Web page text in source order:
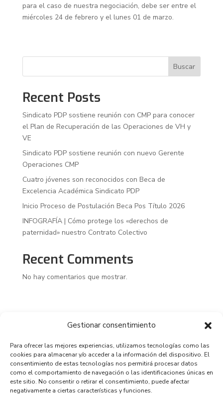
Gestionar consentimiento
Para ofrecer las mejores experiencias, utilizamos tecnologías como las
cookies para almacenar y/o acceder a la información del dispositivo. El
consentimiento de estas tecnologías nos permitirá procesar datos
como el comportamiento de navegación o las identificaciones únicas en
este sitio. No consentir o retirar el consentimiento, puede afectar
negativamente a ciertas características y funciones.
para el caso de nuestra negociación, debe ser entre el
miércoles 24 de febrero y el lunes 01 de marzo.
Buscar
Recent Posts
Sindicato PDP sostiene reunión con CMP para conocer
el Plan de Recuperación de las Operaciones de VH y
VE
Sindicato PDP sostiene reunión con nuevo Gerente
Operaciones CMP
Cuatro jóvenes son reconocidos con Beca de
Excelencia Académica Sindicato PDP
Inicio Proceso de Postulación Beca Pos Título 2026
INFOGRAFÍA | Cómo protege los «derechos de
paternidad» nuestro Contrato Colectivo
Recent Comments
No hay comentarios que mostrar.